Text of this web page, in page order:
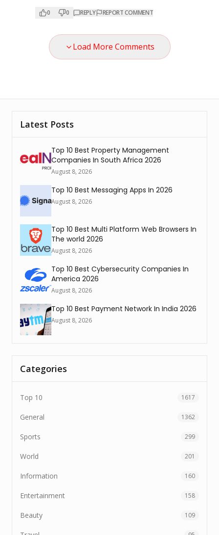
0 0 REPLY REPORT COMMENT
Load More Comments
Latest Posts
Top 10 Best Property Management
Companies In South Africa 2026
August 8, 2026
Top 10 Best Messaging Apps In 2026
August 8, 2026
Top 10 Best Multi Platform Web Browsers In
The world 2026
August 8, 2026
Top 10 Best Cybersecurity Companies In
America 2026
August 8, 2026
Top 10 Best Payment Network In India 2026
August 8, 2026
Categories
Top 10 1617
General 1362
Sports 299
World 201
Information 160
Entertainment 158
Beauty 109